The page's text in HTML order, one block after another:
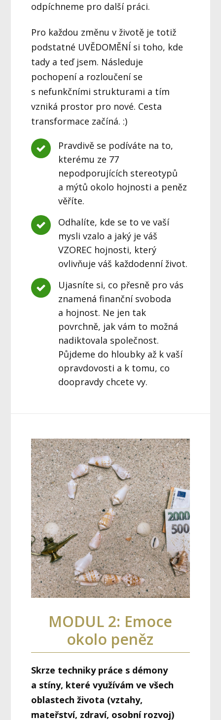
odpíchneme pro další práci.
Pro každou změnu v životě je totiž
podstatné UVĚDOMĚNÍ si toho, kde
tady a teď jsem. Následuje
pochopení a rozloučení se
s nefunkčními strukturami a tím
vzniká prostor pro nové. Cesta
transformace začíná. :)
Pravdivě se podíváte na to,
kterému ze 77
nepodporujících stereotypů
a mýtů okolo hojnosti a peněz
věříte.
Odhalíte, kde se to ve vaší
mysli vzalo a jaký je váš
VZOREC hojnosti, který
ovlivňuje váš každodenní život.
Ujasníte si, co přesně pro vás
znamená finanční svoboda
a hojnost. Ne jen tak
povrchně, jak vám to možná
nadiktovala společnost.
Půjdeme do hloubky až k vaší
opravdovosti a k tomu, co
doopravdy chcete vy.
MODUL 2: Emoce
okolo peněz
Skrze techniky práce s démony
a stíny, které využívám ve všech
oblastech života (vztahy,
mateřství, zdraví, osobní rozvoj)